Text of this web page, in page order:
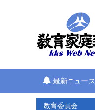
最新ニュース
教育委員会